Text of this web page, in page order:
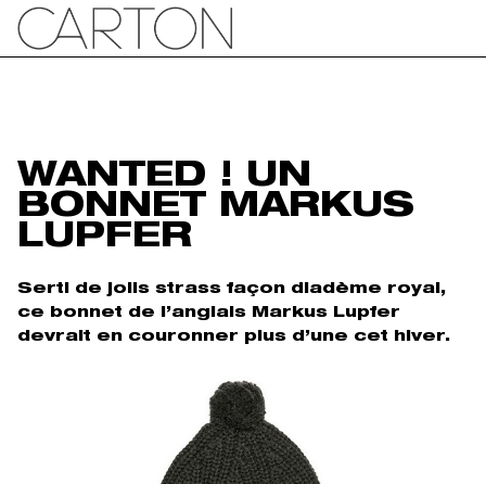
WANTED ! UN
BONNET MARKUS
LUPFER
Serti de jolis strass façon diadème royal,
ce bonnet de l’anglais Markus Lupfer
devrait en couronner plus d’une cet hiver.